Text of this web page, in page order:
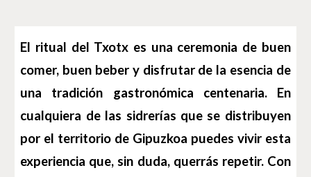
El ritual del Txotx es una ceremonia de buen
comer, buen beber y disfrutar de la esencia de
una tradición gastronómica centenaria. En
cualquiera de las sidrerías que se distribuyen
por el territorio de Gipuzkoa puedes vivir esta
experiencia que, sin duda, querrás repetir. Con